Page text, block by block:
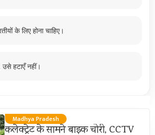
के लिए होना चाहिए।
हटाएँ नहीं।
Madhya Pradesh
कलेक्ट्रेट के सामने बाइक चोरी, CCTV